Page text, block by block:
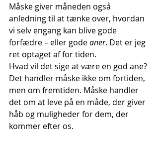
Måske giver måneden også
anledning til at tænke over, hvordan
vi selv engang kan blive gode
forfædre – eller gode aner. Det er jeg
ret optaget af for tiden.
Hvad vil det sige at være en god ane?
Det handler måske ikke om fortiden,
men om fremtiden. Måske handler
det om at leve på en måde, der giver
håb og muligheder for dem, der
kommer efter os.